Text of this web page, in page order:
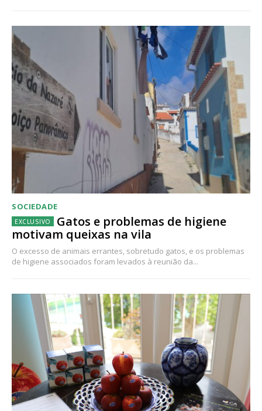
SOCIEDADE
Gatos e problemas de higiene
motivam queixas na vila
O excesso de animais errantes, sobretudo gatos, e os problemas
de higiene associados foram levados à reunião da...